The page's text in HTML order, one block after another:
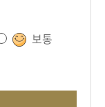
보통